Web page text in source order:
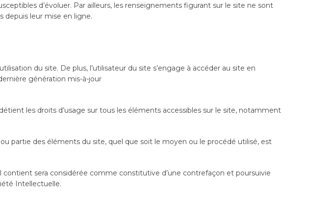
d’évoluer. Par ailleurs, les renseignements figurant sur le site ne sont
depuis leur mise en ligne.
du site. De plus, l’utilisateur du site s’engage à accéder au site en
génération mis-à-jour
les droits d’usage sur tous les éléments accessibles sur le site, notamment
partie des éléments du site, quel que soit le moyen ou le procédé utilisé, est
sera considérée comme constitutive d’une contrefaçon et poursuivie
Intellectuelle.